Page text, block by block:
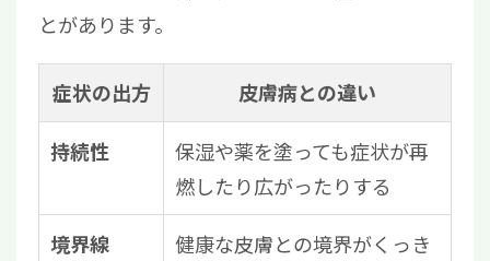
とがあります。
症状の出方 皮膚病との違い
持続性
保湿や薬を塗っても症状が再
燃したり広がったりする
境界線
健康な皮膚との境界がくっき